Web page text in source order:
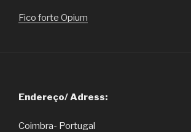
Fico forte Opium
Endereço/ Adress:
Coimbra- Portugal